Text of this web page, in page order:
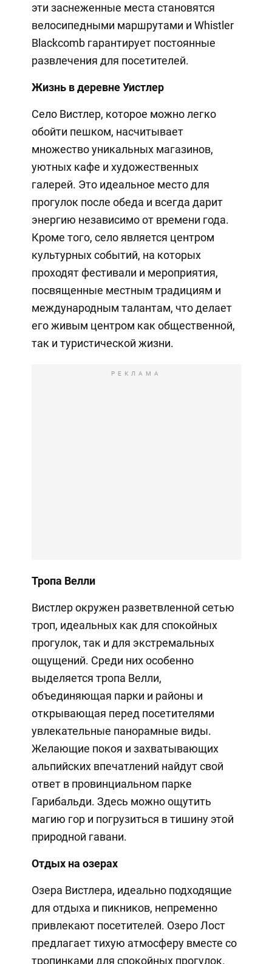
эти заснеженные места становятся
велосипедными маршрутами и Whistler
Blackcomb гарантирует постоянные
развлечения для посетителей.
Жизнь в деревне Уистлер
Село Вистлер, которое можно легко
обойти пешком, насчитывает
множество уникальных магазинов,
уютных кафе и художественных
галерей. Это идеальное место для
прогулок после обеда и всегда дарит
энергию независимо от времени года.
Кроме того, село является центром
культурных событий, на которых
проходят фестивали и мероприятия,
посвященные местным традициям и
международным талантам, что делает
его живым центром как общественной,
так и туристической жизни.
РЕКЛАМА
Тропа Велли
Вистлер окружен разветвленной сетью
троп, идеальных как для спокойных
прогулок, так и для экстремальных
ощущений. Среди них особенно
выделяется тропа Велли,
объединяющая парки и районы и
открывающая перед посетителями
увлекательные панорамные виды.
Желающие покоя и захватывающих
альпийских впечатлений найдут свой
ответ в провинциальном парке
Гарибальди. Здесь можно ощутить
магию гор и погрузиться в тишину этой
природной гавани.
Отдых на озерах
Озера Вистлера, идеально подходящие
для отдыха и пикников, непременно
привлекают посетителей. Озеро Лост
предлагает тихую атмосферу вместе со
тропинками для спокойных прогулок.